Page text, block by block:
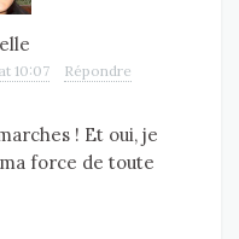
10:07 Répondre
! Et oui, je
force de toute